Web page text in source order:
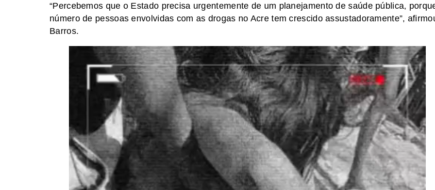
“Percebemos que o Estado precisa urgentemente de um planejamento de saúde pública,
número de pessoas envolvidas com as drogas no Acre tem crescido assustadoramente”,
Barros.